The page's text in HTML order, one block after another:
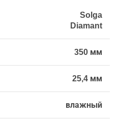
Solga
Diamant
350 мм
25,4 мм
влажный